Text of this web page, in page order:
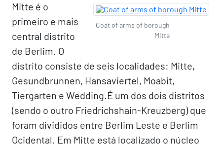
Coat of arms of borough
Mitte
Mitte é o
primeiro e mais
central distrito
de Berlim. O
distrito consiste de seis localidades: Mitte,
Gesundbrunnen, Hansaviertel, Moabit,
Tiergarten e Wedding.É um dos dois distritos
(sendo o outro Friedrichshain-Kreuzberg) que
foram divididos entre Berlim Leste e Berlim
Ocidental. Em Mitte está localizado o núcleo